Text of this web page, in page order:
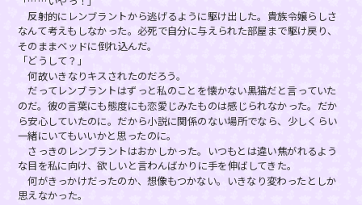
反射的にレンブラントから逃げるように駆け出した。貴族令嬢らしさ
なんて考えもしなかった。必死で自分に与えられた部屋まで駆け戻り、
そのままベッドに倒れ込んだ。
「どうして？」
何故いきなりキスされたのだろう。
だってレンブラントはずっと私のことを懐かない黒猫だと言っていた
のだ。彼の言葉にも態度にも恋愛じみたものは感じられなかった。だか
ら安心していたのに。だから小説に関係のない場所でなら、少しくらい
一緒にいてもいいかと思ったのに。
さっきのレンブラントはおかしかった。いつもとは違い焦がれるよう
な目を私に向け、欲しいと言わんばかりに手を伸ばしてきた。
何がきっかけだったのか、想像もつかない。いきなり変わったとしか
思えなかった。